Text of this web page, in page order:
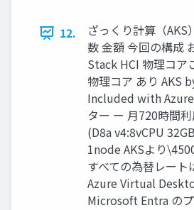
12.
ざっくり計算（AKS
数 金額 今回の構成
Stack HCI 物理コア
物理コア あり AKS
Included with
ター ー 月720時間
(D8a v4:8vCPU
1node AKSより
すべての為替レー
Azure Virtual
Microsoft Entra の